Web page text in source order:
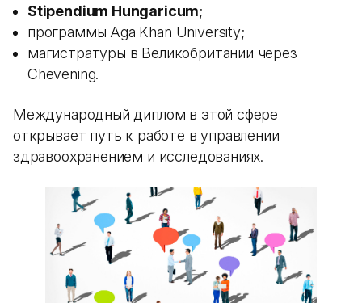
Stipendium Hungaricum;
программы Aga Khan University;
магистратуры в Великобритании через
Chevening.
Международный диплом в этой сфере
открывает путь к работе в управлении
здравоохранением и исследованиях.